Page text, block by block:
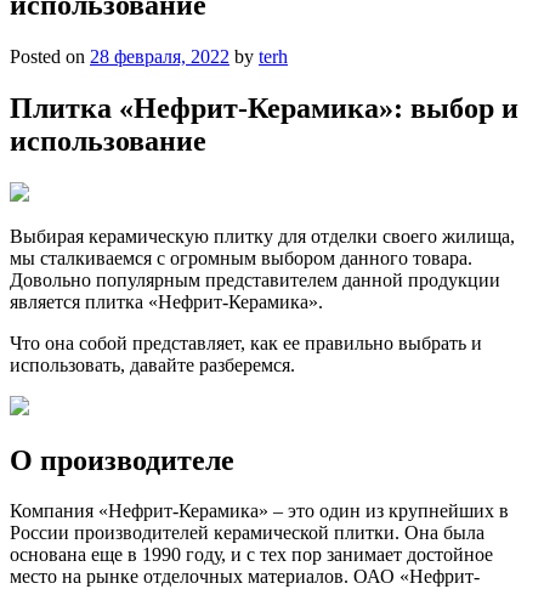
Posted on 28 февраля, 2022 by terh
Плитка «Нефрит-Керамика»: выбор и
использование
Выбирая керамическую плитку для отделки своего жилища,
мы сталкиваемся с огромным выбором данного товара.
Довольно популярным представителем данной продукции
является плитка «Нефрит-Керамика».
Что она собой представляет, как ее правильно выбрать и
использовать, давайте разберемся.
О производителе
Компания «Нефрит-Керамика» – это один из крупнейших в
России производителей керамической плитки. Она была
основана еще в 1990 году, и с тех пор занимает достойное
место на рынке отделочных материалов. ОАО «Нефрит-